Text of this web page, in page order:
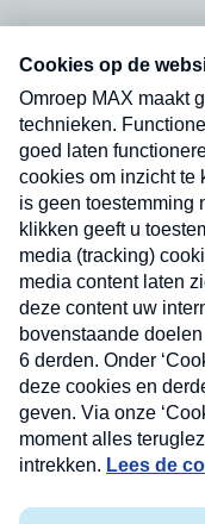
nieuwsbrief. Elke
uw mailbox.
Nieuwsbrief
Neem hier een
nieuwsbrief. Elke